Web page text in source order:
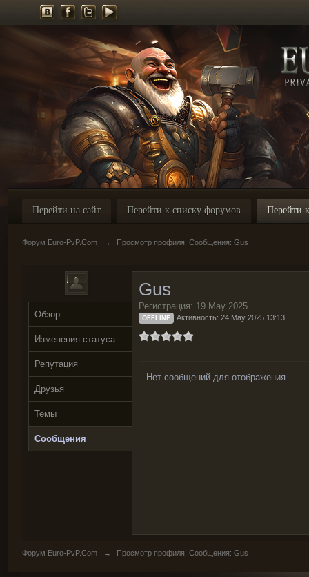
Перейти на сайт Перейти к списку форумов Перейти
Форум Euro-PvP.Com → Просмотр профиля: Сообщения: Gus
Обзор
Изменения статуса
Репутация
Друзья
Темы
Сообщения
Gus
Регистрация: 19 May 2025
OFFLINE Активность: 24 May 2025 13:13
Нет сообщений для отображения
Форум Euro-PvP.Com → Просмотр профиля: Сообщения: Gus